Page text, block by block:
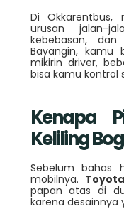
Di
urusan jalan-
kebebasan,
Bayangin, kamu
mikirin driver,
bisa kamu kontrol
Kenapa
Keliling
Sebelum bahas
mobilnya.
papan atas di
karena desainnya